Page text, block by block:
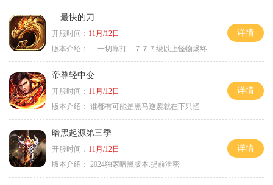
最快的刀
开服时间： 11月/12日
版本介绍：
一切靠打 ７７７级以上怪物爆终极
详情
帝尊轻中变
开服时间： 11月/12日
版本介绍： 谁都有可能是黑马逆袭就在下只怪
详情
暗黑起源第三季
开服时间： 11月/12日
版本介绍：
2024独家暗黑版本.提前泄密
详情